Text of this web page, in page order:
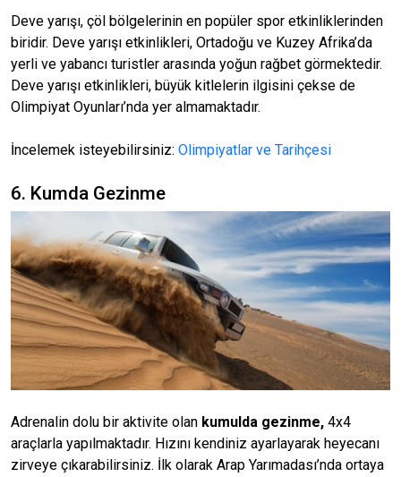
Deve yarışı, çöl bölgelerinin en popüler spor etkinliklerinden
biridir. Deve yarışı etkinlikleri, Ortadoğu ve Kuzey Afrika’da
yerli ve yabancı turistler arasında yoğun rağbet görmektedir.
Deve yarışı etkinlikleri, büyük kitlelerin ilgisini çekse de
Olimpiyat Oyunları’nda yer almamaktadır.
İncelemek isteyebilirsiniz: Olimpiyatlar ve Tarihçesi
6. Kumda Gezinme
Adrenalin dolu bir aktivite olan kumulda gezinme, 4x4
araçlarla yapılmaktadır. Hızını kendiniz ayarlayarak heyecanı
zirveye çıkarabilirsiniz. İlk olarak Arap Yarımadası’nda ortaya